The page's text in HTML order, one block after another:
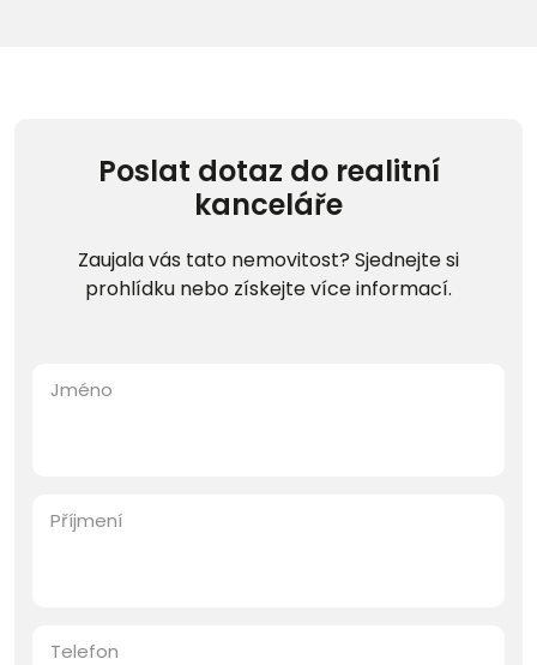
Poslat dotaz do realitní
kanceláře
Zaujala vás tato nemovitost? Sjednejte si
prohlídku nebo získejte více informací.
Jméno
Příjmení
Telefon